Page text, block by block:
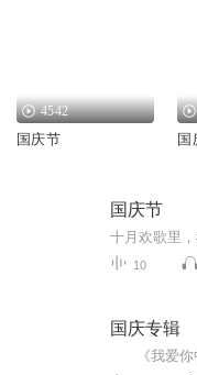
4542
国庆节 国
国庆节
10
国庆专辑